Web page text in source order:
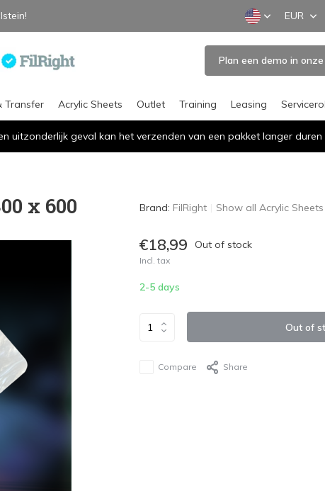
EUR
Plan een demo in
Transfer Acrylic Sheets Outlet Training Leasing
uitzonderlijk geval kan het verzenden van een pakket langer
x 600 Brand: FilRight Show all Acrylic Sheets
€18,99 Out of stock
Incl. tax
2-5 days
Out of
Compare Share